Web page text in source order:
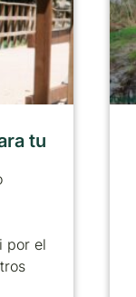
tu
por el